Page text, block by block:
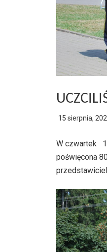
15 sierpnia,
W czwartek 1
poświęcona